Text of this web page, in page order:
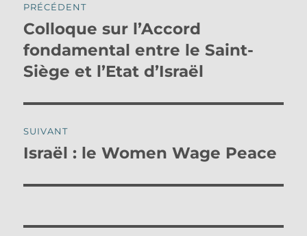
de
l’article
PRÉCÉDENT
Publication
précédente :
Colloque sur l’Accord
fondamental entre le Saint-
Siège et l’Etat d’Israël
SUIVANT
Publication
Israël : le Women Wage Peace